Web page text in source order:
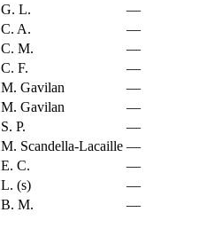
G. L.
—
C. A.
—
C. M.
—
C. F.
—
M. Gavilan
—
M. Gavilan
—
S. P.
—
M. Scandella-Lacaille —
E. C.
—
L. (s)
—
B. M. —